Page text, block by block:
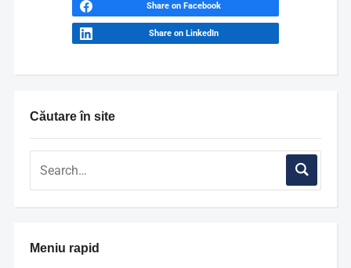
Căutare în site
Meniu rapid
Share on Facebook
Share on LinkedIn